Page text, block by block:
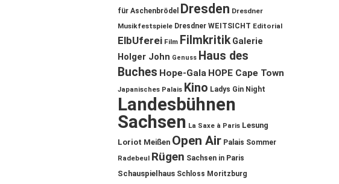
für Aschenbrödel
Dresden Dresdner
Musikfestspiele Dresdner WEITSICHT Editorial
ElbUferei Film Filmkritik Galerie
Holger John Genuss Haus des
Buches Hope-Gala HOPE Cape Town
Japanisches Palais Kino Ladys Gin Night
Landesbühnen
Sachsen La Saxe à Paris Lesung
Loriot Meißen Open Air Palais Sommer
Radebeul Rügen Sachsen in Paris
Schauspielhaus Schloss Moritzburg